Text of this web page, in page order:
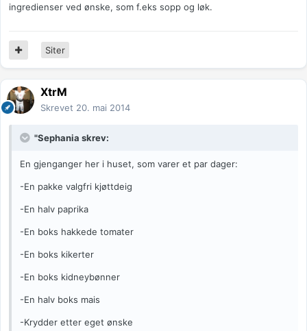
ingredienser ved ønske, som f.eks sopp og løk.
Siter
XtrM
Skrevet 20. mai 2014
"Sephania skrev:
En gjenganger her i huset, som varer et par dager:
-En pakke valgfri kjøttdeig
-En halv paprika
-En boks hakkede tomater
-En boks kikerter
-En boks kidneybønner
-En halv boks mais
-Krydder etter eget ønske